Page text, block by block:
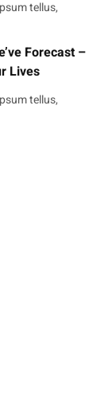
tellus,
Forecast –
Lives
tellus,